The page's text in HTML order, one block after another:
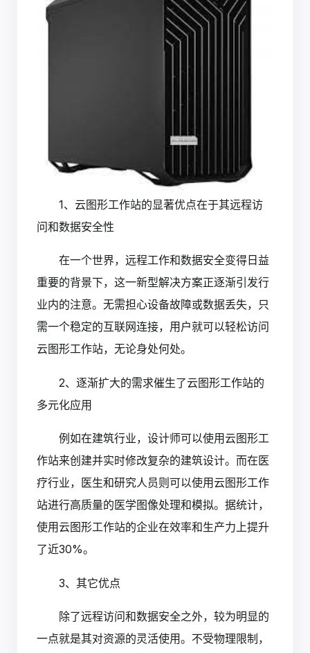
1、云图形工作站的显著优点在于其远程访
问和数据安全性
在一个世界，远程工作和数据安全变得日益
重要的背景下，这一新型解决方案正逐渐引发行
业内的注意。无需担心设备故障或数据丢失，只
需一个稳定的互联网连接，用户就可以轻松访问
云图形工作站，无论身处何处。
2、逐渐扩大的需求催生了云图形工作站的
多元化应用
例如在建筑行业，设计师可以使用云图形工
作站来创建并实时修改复杂的建筑设计。而在医
疗行业，医生和研究人员则可以使用云图形工作
站进行高质量的医学图像处理和模拟。据统计，
使用云图形工作站的企业在效率和生产力上提升
了近30%。
3、其它优点
除了远程访问和数据安全之外，较为明显的
一点就是其对资源的灵活使用。不受物理限制，